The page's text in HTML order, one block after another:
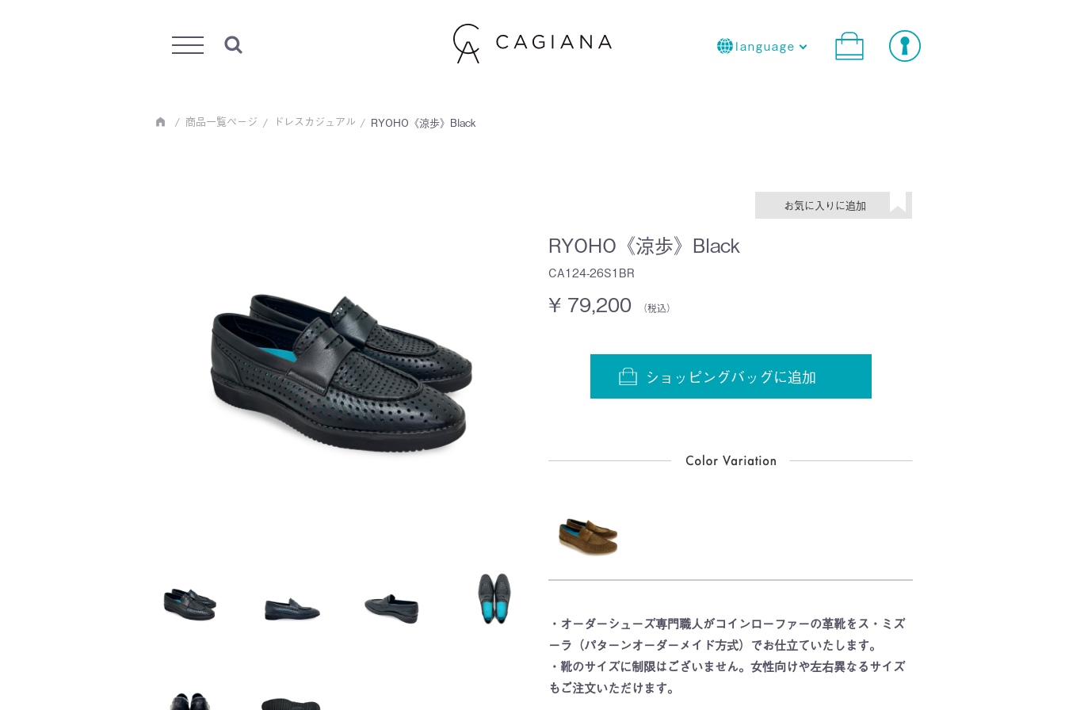
language
Menu
商品一覧ページ ドレスカジュアル RYOHO《涼歩》Black
RYOHO《涼歩》Black
CA124-26S1BR
¥ 79,200 （税込）
・オーダーシューズ専門職人がコインローファーの革靴をス・ミズ
ーラ（パターンオーダーメイド方式）でお仕立ていたします。
・靴のサイズに制限はございません。女性向けや左右異なるサイズ
もご注文いただけます。
ショッピングバッグに追加